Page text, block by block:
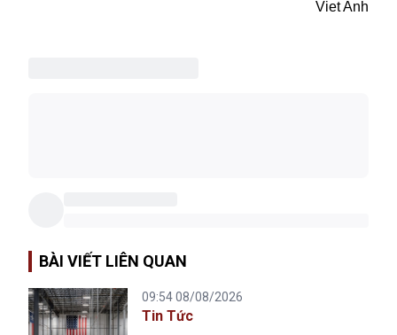
Viet Anh
BÀI VIẾT LIÊN QUAN
09:54 08/08/2026
Tin Tức